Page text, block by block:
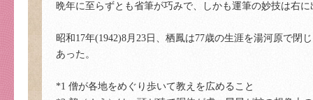
晩年に至らずとも省筆が巧みで、しかも運筆の妙技は右
昭和17年(1942)8月23日、栖鳳は77歳の生涯を湯河原で
あった。
*1 僧が各地をめぐり歩いて教えを広めること